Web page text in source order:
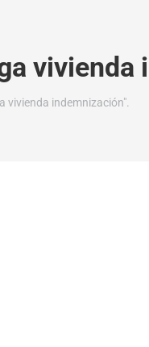
vivienda
vivienda indemnización".